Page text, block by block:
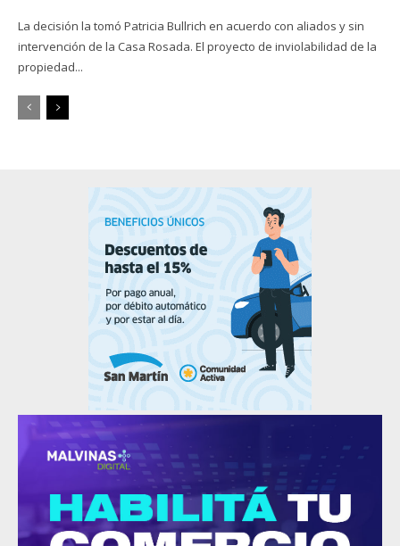
La decisión la tomó Patricia Bullrich en acuerdo con aliados y sin
intervención de la Casa Rosada. El proyecto de inviolabilidad de la
propiedad...